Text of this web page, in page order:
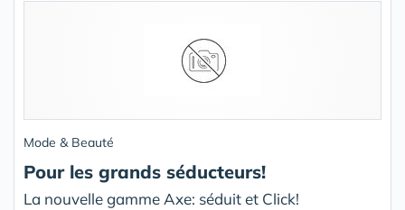
Mode & Beauté
Pour les grands séducteurs!
La nouvelle gamme Axe: séduit et Click!